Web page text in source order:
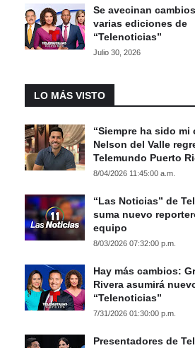
Se avecinan
varias ediciones de
“Telenoticias”
Julio 30, 2026
LO MÁS VISTO
“Siempre ha sido mi
Nelson del Valle
Telemundo Puerto
8/04/2026 11:45:00 a.m.
“Las Noticias” de
suma nuevo
equipo
8/03/2026 07:32:00 p.m.
Hay más cambios:
Rivera asumirá
“Telenoticias”
7/31/2026 01:30:00 p.m.
Presentadores de